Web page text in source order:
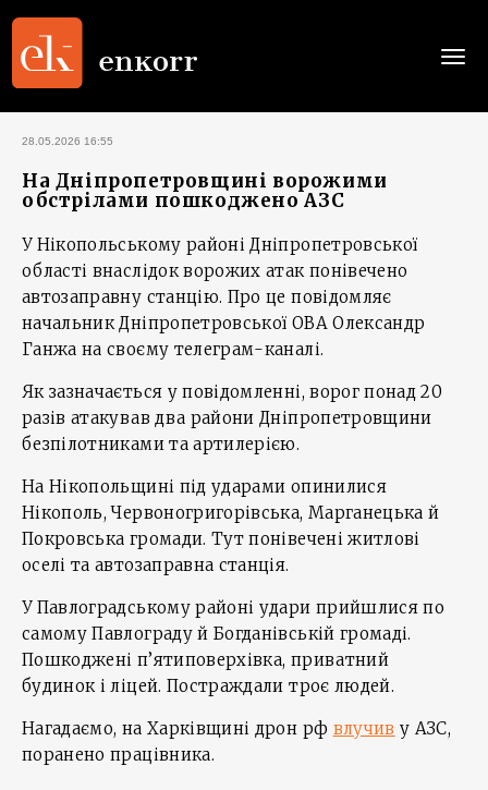
28.05.2026 16:55
На Дніпропетровщині ворожими
обстрілами пошкоджено АЗС
У Нікопольському районі Дніпропетровської
області внаслідок ворожих атак понівечено
автозаправну станцію. Про це повідомляє
начальник Дніпропетровської ОВА Олександр
Ганжа на своєму телеграм-каналі.
Як зазначається у повідомленні, ворог понад 20
разів атакував два райони Дніпропетровщини
безпілотниками та артилерією.
На Нікопольщині під ударами опинилися
Нікополь, Червоногригорівська, Марганецька й
Покровська громади. Тут понівечені житлові
оселі та автозаправна станція.
У Павлоградському районі удари прийшлися по
самому Павлограду й Богданівській громаді.
Пошкоджені п’ятиповерхівка, приватний
будинок і ліцей. Постраждали троє людей.
Нагадаємо, на Харківщині дрон рф влучив у АЗС,
поранено працівника.